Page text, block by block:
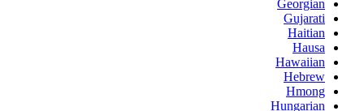
Georgian
Gujarati
Haitian
Hausa
Hawaiian
Hebrew
Hmong
Hungarian